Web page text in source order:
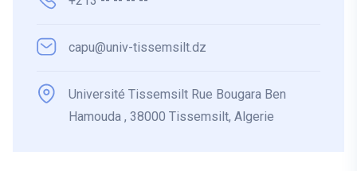
capu@univ-tissemsilt.dz
Université Tissemsilt Rue Bougara Ben
Hamouda , 38000 Tissemsilt, Algerie